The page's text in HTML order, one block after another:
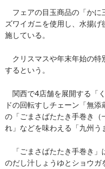
フェアの目玉商品の「かに
ズワイガニを使用し、水揚
施している。
クリスマスや年末年始の特
するという。
関西で4店舗を展開する「
ドの回転すしチェーン「無
の「ごまさばたたき手巻き（
れ」などを味わえる「九州う
「ごまさばたたき手巻き」
のだし汁しょうゆとショウガ